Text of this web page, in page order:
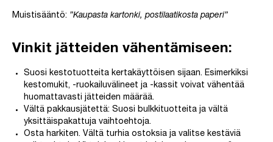
Muistisääntö: ”Kaupasta kartonki, postilaatikosta paperi”
Vinkit jätteiden vähentämiseen:
Suosi kestotuotteita kertakäyttöisen sijaan. Esimerkiksi
kestomukit, -ruokailuvälineet ja -kassit voivat vähentää
huomattavasti jätteiden määrää.
Vältä pakkausjätettä: Suosi bulkkituotteita ja vältä
yksittäispakattuja vaihtoehtoja.
Osta harkiten. Vältä turhia ostoksia ja valitse kestäviä